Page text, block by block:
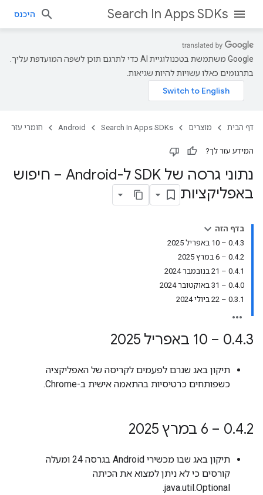
Search In Apps SDKs היכנס
‫Google משתמשת בטכנולוגיית AI כדי לתרגם תוכן לשפה המועדפת עליך.
בתרגומים כאלו עשויות להיות שגיאות.
דף הבית מוצרים Search In Apps SDKs
Android חומרי עזר
המידע עזר לך?
נתוני גרסה של SDK ל-Android – חיפוש
באפליקציות
בדף הזה
0.4.3 – 10 באפריל 2025
0.4.2 – 6 במרץ 2025
0.4.1 – 21 בנובמבר 2024
0.4.0 – 31 באוקטובר 2024
0.3.1 – 22 ביולי 2024
0.4.3 – 10 באפריל 2025
תיקון באג שגרם לפעמים לקריסה של האפליקציה
כשפותחים כרטיסיות בהתאמה אישית ב-Chrome.
0.4.2 – 6 במרץ 2025
תיקון באג שבו מכשירי Android בגרסה 24 ומעלה
קורסים כי לא ניתן למצוא את הכיתה
java.util.Optional.